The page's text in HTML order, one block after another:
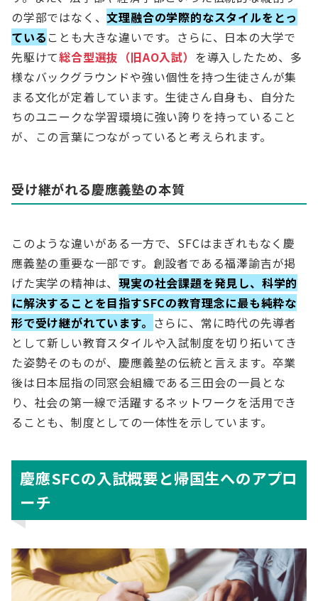
の学部ではなく、文理融合の学際的なスタイルをとっ
ている ことも大きな違いです。さらに、日本の大学で
先駆けて総合型選抜（旧AO入試） を導入したため、多
様なバックグラウンドや強い個性を持つ生徒さんが集
まる文化が定着しています。生徒さん自身も、自分た
ちのユニークな学習環境に強い誇りを持っていること
が、この言葉につながっていると考えられます。
受け継がれる慶應義塾の本質
このような違いがある一方で、SFCはまぎれもなく慶
應義塾の重要な一部です。創設者である福澤諭吉が掲
げた実学の精神は、現実の社会課題を発見し、科学的
に解決することを目指すSFCの教育理念に最も純粋な
形で受け継がれています。 さらに、常に時代の先導者
として新しい教育スタイルや入試制度を切り拓いてき
た姿勢そのものが、慶應義塾の伝統と言えます。卒業
後は日本屈指の同窓会組織である三田会の一員とな
り、社会の第一線で活躍するネットワークを活用でき
ることも、制度としての一体性を示しています。
慶應SFCの入試概要と帰国生へのアプロ
ーチ